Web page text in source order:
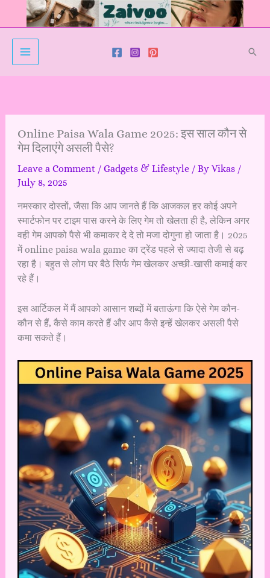
Online Paisa Wala Game 2025: इस साल कौन से
गेम दिलाएंगे असली पैसे?
Leave a Comment / Gadgets & Lifestyle/ By Vikas /
July 8, 2025
नमस्कार दोस्तों, जैसा कि आप जानते हैं कि आजकल हर कोई अपने
स्मार्टफोन पर टाइम पास करने के लिए गेम तो खेलता ही है, लेकिन अगर
वही गेम आपको पैसे भी कमाकर दे दे तो मजा दोगुना हो जाता है। 2025
में online paisa wala game का ट्रेंड पहले से ज्यादा तेजी से बढ़
रहा है। बहुत से लोग घर बैठे सिर्फ गेम खेलकर अच्छी-खासी कमाई कर
रहे हैं।
इस आर्टिकल में मैं आपको आसान शब्दों में बताऊंगा कि ऐसे गेम कौन-
कौन से हैं, कैसे काम करते हैं और आप कैसे इन्हें खेलकर असली पैसे
कमा सकते हैं।